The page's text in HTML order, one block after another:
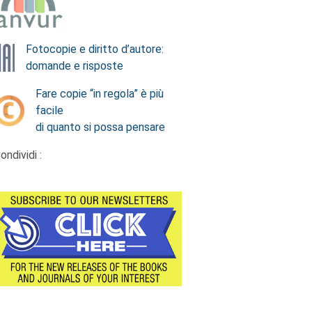
Fotocopie e diritto d’autore:
domande e risposte
Fare copie “in regola” è più
facile
di quanto si possa pensare
: